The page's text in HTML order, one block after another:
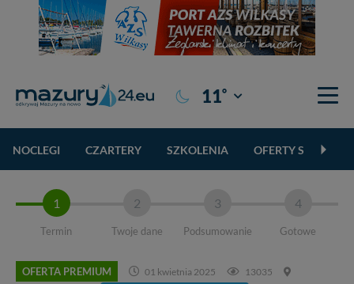
11° Giżycko
NOCLEGI CZARTERY SZKOLENIA OFERTY
1
Termin
2
Twoje dane
3
Podsumowanie
4
Gotowe
OFERTA PREMIUM 01 kwietnia 2025
13035